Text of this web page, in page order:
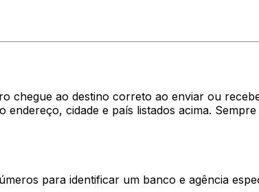
chegue ao destino correto ao enviar ou
cidade e país listados acima.
para identificar um banco e agência